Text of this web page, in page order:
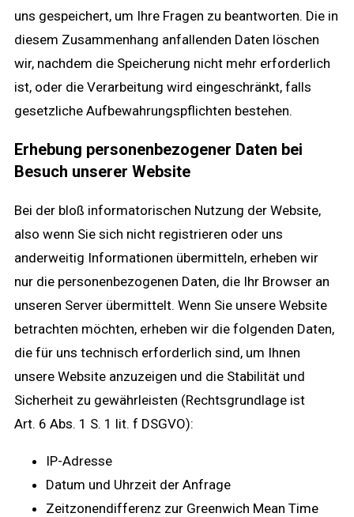
uns gespeichert, um Ihre Fragen zu beantworten. Die in
diesem Zusammenhang anfallenden Daten löschen
wir, nachdem die Speicherung nicht mehr erforderlich
ist, oder die Verarbeitung wird eingeschränkt, falls
gesetzliche Aufbewahrungspflichten bestehen.
Erhebung personenbezogener Daten bei
Besuch unserer Website
Bei der bloß informatorischen Nutzung der Website,
also wenn Sie sich nicht registrieren oder uns
anderweitig Informationen übermitteln, erheben wir
nur die personenbezogenen Daten, die Ihr Browser an
unseren Server übermittelt. Wenn Sie unsere Website
betrachten möchten, erheben wir die folgenden Daten,
die für uns technisch erforderlich sind, um Ihnen
unsere Website anzuzeigen und die Stabilität und
Sicherheit zu gewährleisten (Rechtsgrundlage ist
Art. 6 Abs. 1 S. 1 lit. f DSGVO):
IP-Adresse
Datum und Uhrzeit der Anfrage
Zeitzonendifferenz zur Greenwich Mean Time